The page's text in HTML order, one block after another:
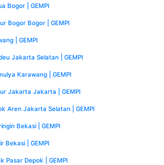
Bogor | GEMPI
Bogor Bogor | GEMPI
| GEMPI
Jakarta Selatan | GEMPI
Karawang | GEMPI
Jakarta Jakarta | GEMPI
Aren Jakarta Selatan | GEMPI
Bekasi | GEMPI
Bekasi | GEMPI
Pasar Depok | GEMPI